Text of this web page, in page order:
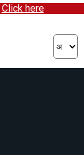
Click here